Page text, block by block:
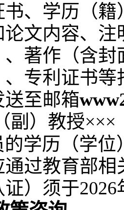
书、学历（
文内容、
著作（含
、专利证书
送至邮箱
副）教授
的学历（学
通过教育部
）须于2026